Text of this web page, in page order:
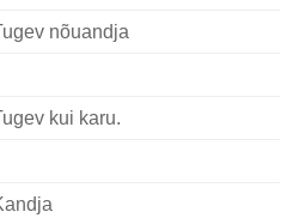
nõuandja
kui karu.